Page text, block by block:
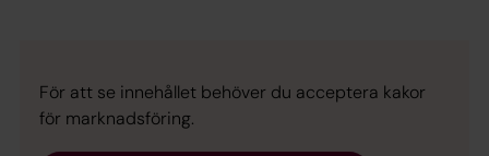
För att se innehållet behöver du acceptera kakor
för marknadsföring.